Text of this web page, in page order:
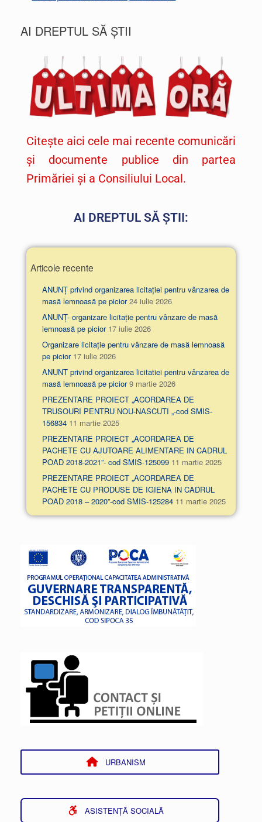
AI DREPTUL SĂ ȘTII
Citește aici cele mai recente comunicări
și documente publice din partea
Primăriei și a Consiliului Local.
AI DREPTUL SĂ ȘTII:
Articole recente
ANUNȚ privind organizarea licitației pentru vânzarea de
masă lemnoasă pe picior 24 iulie 2026
ANUNȚ- organizare licitație pentru vânzare de masă
lemnoasă pe picior 17 iulie 2026
Organizare licitație pentru vânzare de masă lemnoasă
pe picior 17 iulie 2026
ANUNT privind organizarea licitatiei pentru vânzarea de
masă lemnoasă pe picior 9 martie 2026
PREZENTARE PROIECT „ACORDAREA DE
TRUSOURI PENTRU NOU-NASCUTI „-cod SMIS-
156834 11 martie 2025
PREZENTARE PROIECT „ACORDAREA DE
PACHETE CU AJUTOARE ALIMENTARE IN CADRUL
POAD 2018-2021”- cod SMIS-125099 11 martie 2025
PREZENTARE PROIECT „ACORDAREA DE
PACHETE CU PRODUSE DE IGIENA IN CADRUL
POAD 2018 – 2020”-cod SMIS-125284 11 martie 2025
URBANISM
ASISTENȚĂ SOCIALĂ